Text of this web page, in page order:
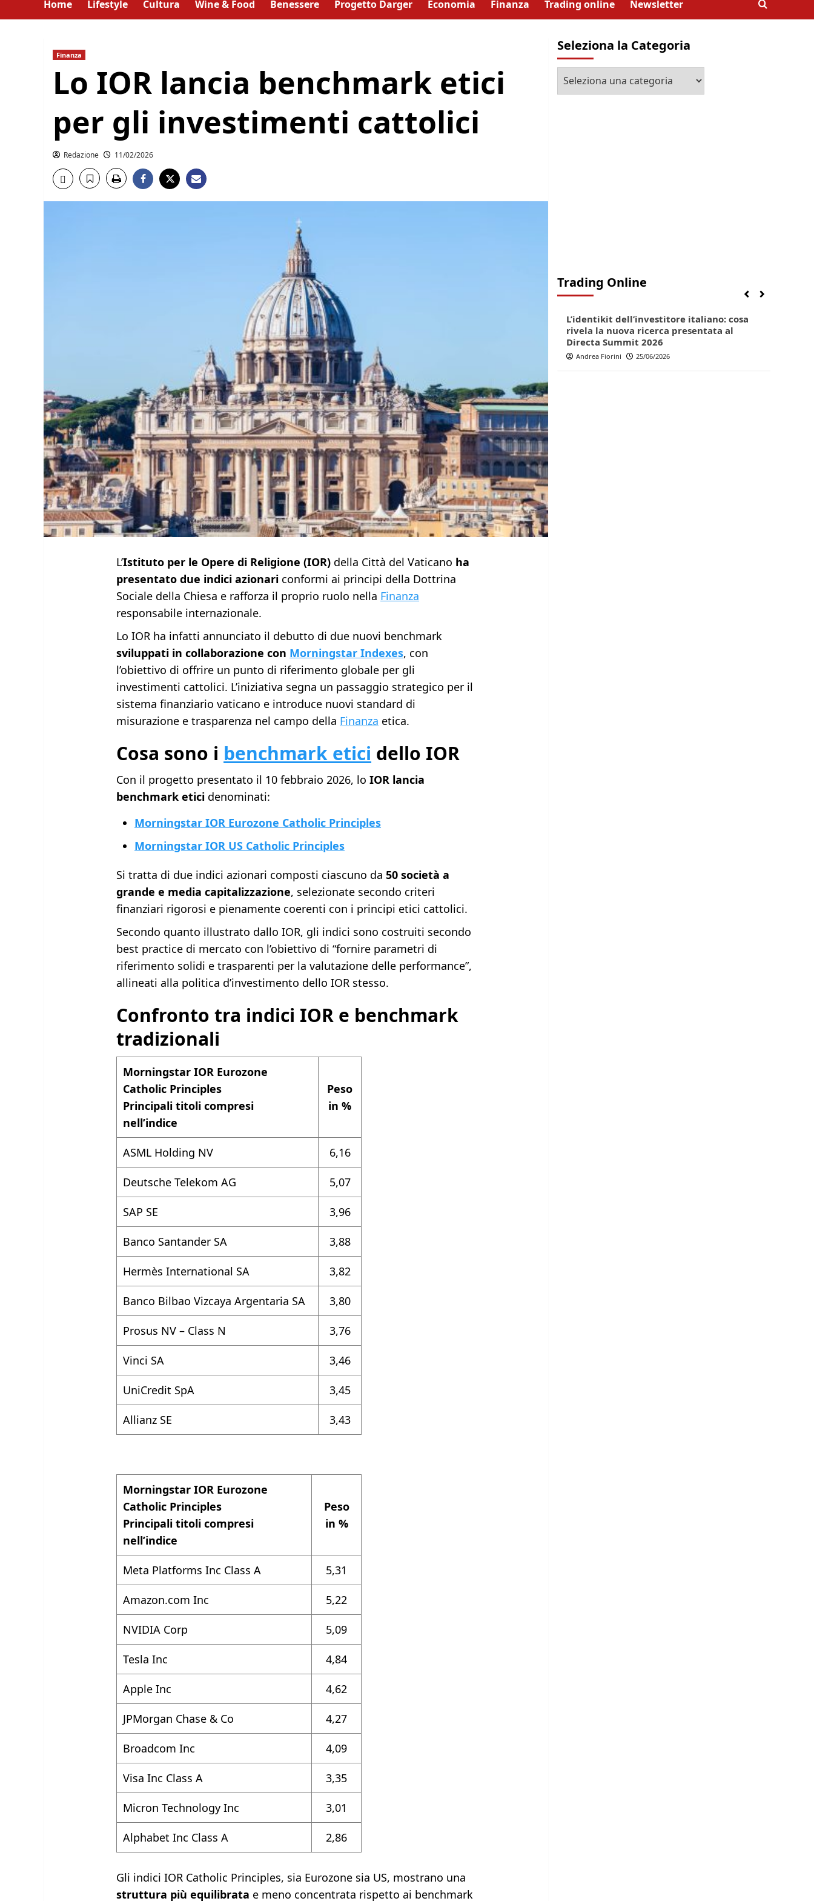
Home Lifestyle Cultura Wine & Food Benessere Progetto Darger Economia Finanza Trading online Newsletter
Finanza
Lo IOR lancia benchmark etici
per gli investimenti cattolici
Redazione 11/02/2026
L’Istituto per le Opere di Religione (IOR) della Città del Vaticano ha
presentato due indici azionari conformi ai principi della Dottrina
Sociale della Chiesa e rafforza il proprio ruolo nella Finanza
responsabile internazionale.
Lo IOR ha infatti annunciato il debutto di due nuovi benchmark
sviluppati in collaborazione con Morningstar Indexes, con
l’obiettivo di offrire un punto di riferimento globale per gli
investimenti cattolici. L’iniziativa segna un passaggio strategico per il
sistema finanziario vaticano e introduce nuovi standard di
misurazione e trasparenza nel campo della Finanza etica.
Cosa sono i benchmark etici dello IOR
Con il progetto presentato il 10 febbraio 2026, loIOR lancia
benchmark etici denominati:
Morningstar IOR Eurozone Catholic Principles
Morningstar IOR US Catholic Principles
Si tratta di due indici azionari composti ciascuno da50 società a
grande e media capitalizzazione, selezionate secondo criteri
finanziari rigorosi e pienamente coerenti con i principi etici cattolici.
Secondo quanto illustrato dallo IOR, gli indici sono costruiti secondo
best practice di mercato con l’obiettivo di “fornire parametri di
riferimento solidi e trasparenti per la valutazione delle performance”,
allineati alla politica d’investimento dello IOR stesso.
Confronto tra indici IOR e benchmark
tradizionali
Morningstar IOR Eurozone
Catholic Principles
Principali titoli compresi
nell’indice
Peso
in %
ASML Holding NV 6,16
Deutsche Telekom AG 5,07
SAP SE 3,96
Banco Santander SA 3,88
Hermès International SA 3,82
Banco Bilbao Vizcaya Argentaria SA 3,80
Prosus NV – Class N 3,76
Vinci SA 3,46
UniCredit SpA 3,45
Allianz SE 3,43
Morningstar IOR Eurozone
Catholic Principles
Principali titoli compresi
nell’indice
Peso
in %
Meta Platforms Inc Class A 5,31
Amazon.comInc 5,22
NVIDIA Corp 5,09
Tesla Inc 4,84
Apple Inc 4,62
JPMorgan Chase & Co 4,27
Broadcom Inc 4,09
Visa Inc Class A 3,35
Micron Technology Inc 3,01
Alphabet Inc Class A 2,86
Gli indici IOR Catholic Principles, sia Eurozone sia US, mostrano una
struttura più equilibrata e meno concentrata rispetto ai benchmark
Seleziona la Categoria
Seleziona
la
Trading Online
ITCup, il Trading Bootcamp riparte il 18
14/03/2024
L’identikit dell’investitore italiano: cosa
rivela la nuova ricerca presentata al
Directa Summit 2026
Andrea Fiorini
Finanza Trading online
Directa Summit 2026: un grande evento
pop per investitori e trader
Andrea Fiorini 20/05/2026